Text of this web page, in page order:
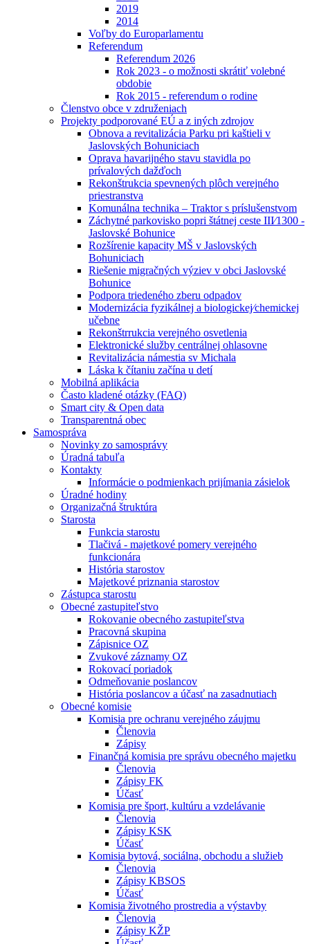
2019
2014
Voľby do Europarlamentu
Referendum
Referendum 2026
Rok 2023 - o možnosti skrátiť volebné
obdobie
Rok 2015 - referendum o rodine
Členstvo obce v združeniach
Projekty podporované EÚ a z iných zdrojov
Obnova a revitalizácia Parku pri kaštieli v
Jaslovských Bohuniciach
Oprava havarijného stavu stavidla po
prívalových dažďoch
Rekonštrukcia spevnených plôch verejného
priestranstva
Komunálna technika – Traktor s príslušenstvom
Záchytné parkovisko popri štátnej ceste III⁄1300 -
Jaslovské Bohunice
Rozšírenie kapacity MŠ v Jaslovských
Bohuniciach
Riešenie migračných výziev v obci Jaslovské
Bohunice
Podpora triedeného zberu odpadov
Modernizácia fyzikálnej a biologickej⁄chemickej
učebne
Rekonštrrukcia verejného osvetlenia
Elektronické služby centrálnej ohlasovne
Revitalizácia námestia sv Michala
Láska k čítaniu začína u detí
Mobilná aplikácia
Často kladené otázky (FAQ)
Smart city & Open data
Transparentná obec
Samospráva
Novinky zo samosprávy
Úradná tabuľa
Kontakty
Informácie o podmienkach prijímania zásielok
Úradné hodiny
Organizačná štruktúra
Starosta
Funkcia starostu
Tlačivá - majetkové pomery verejného
funkcionára
História starostov
Majetkové priznania starostov
Zástupca starostu
Obecné zastupiteľstvo
Rokovanie obecného zastupiteľstva
Pracovná skupina
Zápisnice OZ
Zvukové záznamy OZ
Rokovací poriadok
Odmeňovanie poslancov
História poslancov a účasť na zasadnutiach
Obecné komisie
Komisia pre ochranu verejného záujmu
Členovia
Zápisy
Finančná komisia pre správu obecného majetku
Členovia
Zápisy FK
Účasť
Komisia pre šport, kultúru a vzdelávanie
Členovia
Zápisy KSK
Účasť
Komisia bytová, sociálna, obchodu a služieb
Členovia
Zápisy KBSOS
Účasť
Komisia životného prostredia a výstavby
Členovia
Zápisy KŽP